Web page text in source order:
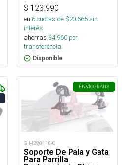
$ 123.990
en 6cuotas de $20.665sin
interés
ahorras $4.960 por
transferencia.
Disponible
ENVÍOGRATIS
GIM280110-C
Soporte De Pala y Gata
Para Parrilla